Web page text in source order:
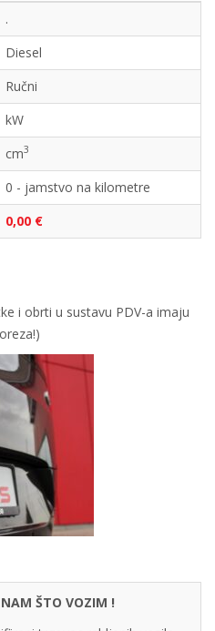
.
Diesel
Ručni
kW
cm3
0 - jamstvo na kilometre
0,00 €
i obrti u sustavu PDV-a imaju
ŠTO VOZIM !